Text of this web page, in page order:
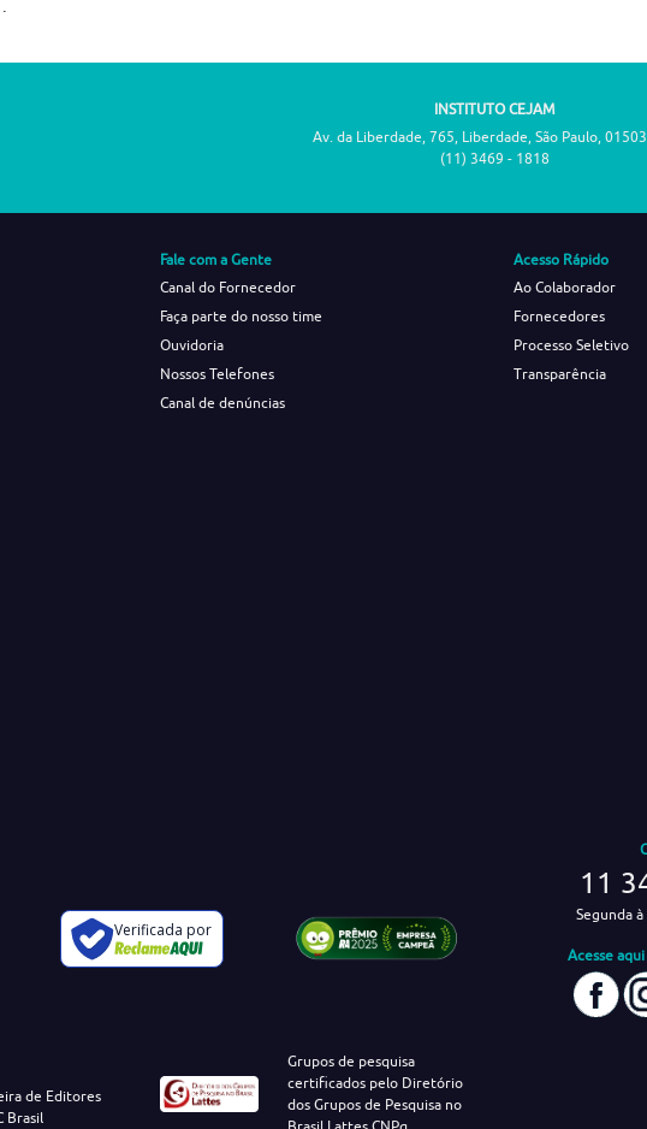
INSTITUTO CEJAM
Av. da Liberdade, 765, Liberdade, São Paulo,
(11) 3469 - 1818
Fale com a Gente
Canal do Fornecedor
Faça parte do nosso time
Ouvidoria
Nossos Telefones
Canal de denúncias
Acesso Rápido
Ao Colaborador
Fornecedores
Processo Seletivo
Transparência
Verificada por
11
Segunda
Acesse
de Editores
Brasil
Grupos de pesquisa
certificados pelo Diretório
dos Grupos de Pesquisa no